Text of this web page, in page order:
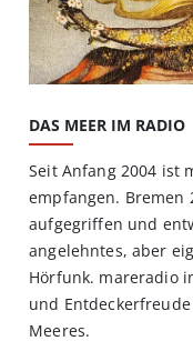
DAS MEER IM RADIO
Seit Anfang 2004 ist
empfangen. Bremen
aufgegriffen und
angelehntes, aber
Hörfunk. mareradio
und
Meeres.